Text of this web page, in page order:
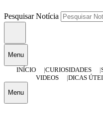
Pesquisar Notícia
Menu
INÍCIO
CURIOSIDADES
VIDEOS
DICAS
Menu